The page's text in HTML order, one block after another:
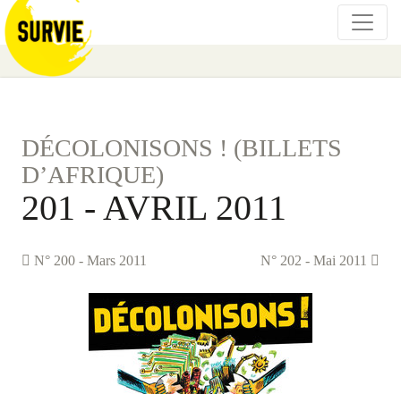
DÉCOLONISONS ! (BILLETS
D’AFRIQUE)
201 - AVRIL 2011
N° 200 - Mars 2011 N° 202 - Mai 2011